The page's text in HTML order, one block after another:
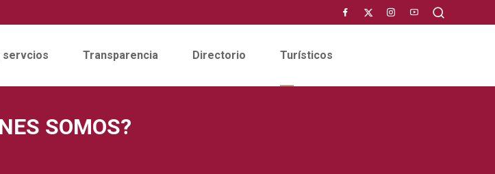
servcios Transparencia Directorio Turísticos
SOMOS?